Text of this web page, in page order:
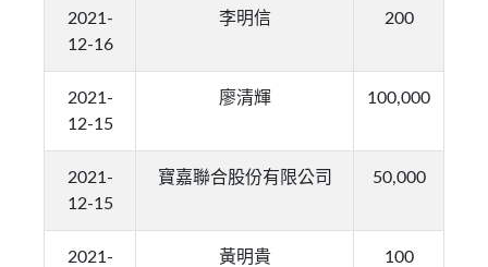
2021-
12-16
李明信 200
2021-
12-15
廖清輝 100,000
2021-
12-15
寶嘉聯合股份有限公司 50,000
2021-
黃明貴 100